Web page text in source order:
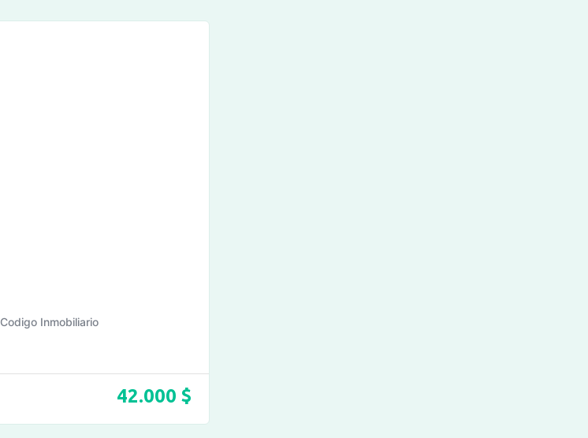
Codigo Inmobiliario
42.000 $